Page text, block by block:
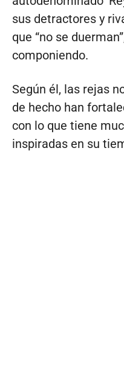
sus detractores y
que “no se
componiendo.
Según él, las rejas
de hecho han
con lo que tiene
inspiradas en su